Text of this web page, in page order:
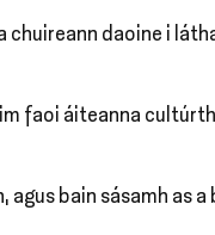
daoine i
faoi áiteanna
bain sásamh as